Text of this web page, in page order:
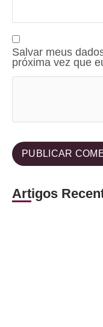
Salvar meus
próxima vez que
Artigos